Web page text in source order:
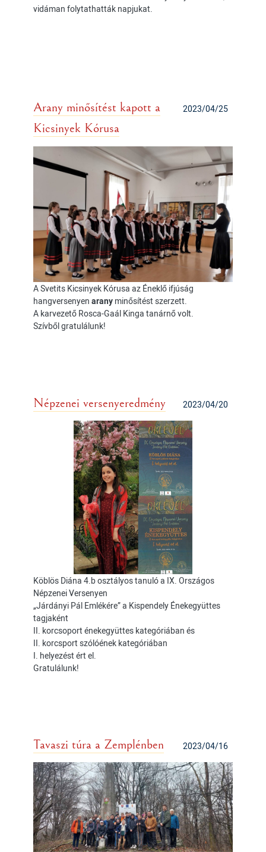
vidáman folytathatták napjukat.
2023/04/25
Arany minősítést kapott a
Kicsinyek Kórusa
A Svetits Kicsinyek Kórusa az Éneklő ifjúság
hangversenyen arany minősítést szerzett.
A karvezető Rosca-Gaál Kinga tanárnő volt.
Szívből gratulálunk!
2023/04/20
Népzenei versenyeredmény
Köblös Diána 4.b osztályos tanuló a IX. Országos
Népzenei Versenyen
„Járdányi Pál Emlékére” a Kispendely Énekegyüttes
tagjaként
II. korcsoport énekegyüttes kategóriában és
II. korcsport szólóének kategóriában
I. helyezést ért el.
Gratulálunk!
2023/04/16
Tavaszi túra a Zemplénben